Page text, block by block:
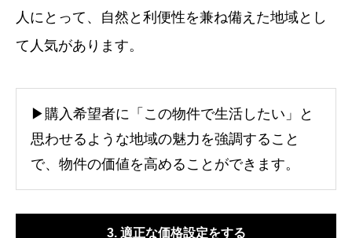
人にとって、自然と利便性を兼ね備えた地域とし
て人気があります。
▶購入希望者に「この物件で生活したい」と
思わせるような地域の魅力を強調すること
で、物件の価値を高めることができます。
3. 適正な価格設定をする